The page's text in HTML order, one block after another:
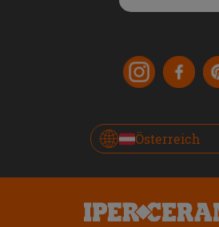
Österreich